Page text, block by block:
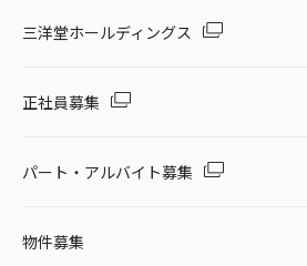
三洋堂ホールディングス
正社員募集
パート・アルバイト募集
物件募集